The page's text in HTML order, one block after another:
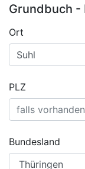
Grundbuch -
Ort
PLZ
Bundesland